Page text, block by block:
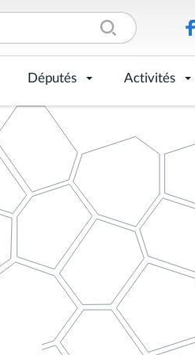
Députés Activités